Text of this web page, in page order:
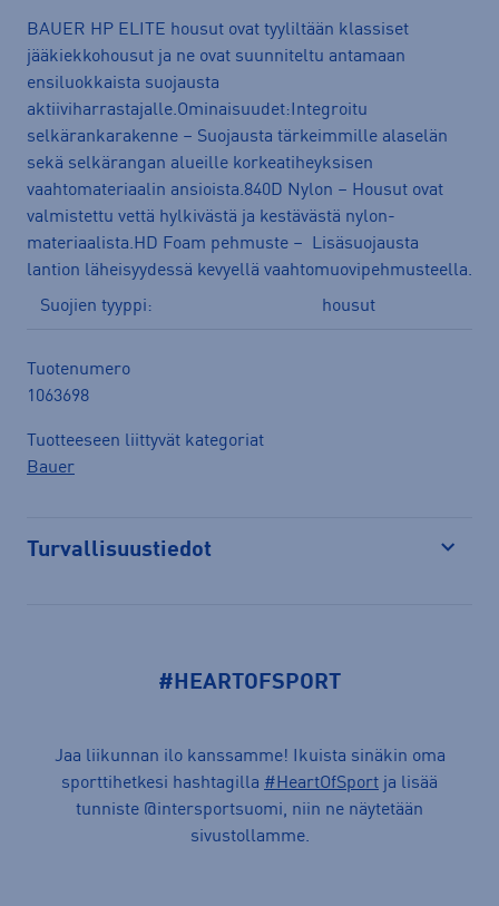
BAUER HP ELITE housut ovat tyyliltään klassiset
jääkiekkohousut ja ne ovat suunniteltu antamaan
ensiluokkaista suojausta
aktiiviharrastajalle.Ominaisuudet:Integroitu
selkärankarakenne – Suojausta tärkeimmille alaselän
sekä selkärangan alueille korkeatiheyksisen
vaahtomateriaalin ansioista.840D Nylon – Housut ovat
valmistettu vettä hylkivästä ja kestävästä nylon-
materiaalista.HD Foam pehmuste – Lisäsuojausta
lantion läheisyydessä kevyellä vaahtomuovipehmusteella.
Suojien tyyppi:
housut
Tuotenumero
1063698
Tuotteeseen liittyvät kategoriat
Bauer
Turvallisuustiedot
#HEARTOFSPORT
Jaa liikunnan ilo kanssamme! Ikuista sinäkin oma
sporttihetkesi hashtagilla #HeartOfSport ja lisää
tunniste @intersportsuomi, niin ne näytetään
sivustollamme.